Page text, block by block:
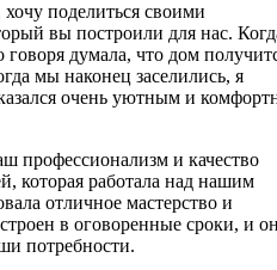
поделиться своими
вы построили для нас.
говоря думала, что дом
мы наконец заселились, я
очень уютным и
профессионализм и качество
которая работала над нашим
отличное мастерство и
в оговоренные сроки, и
потребности.